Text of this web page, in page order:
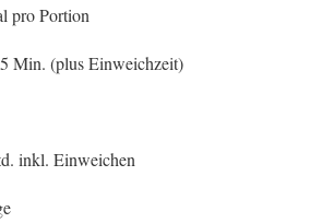
pro Portion
Min. (plus Einweichzeit)
inkl. Einweichen